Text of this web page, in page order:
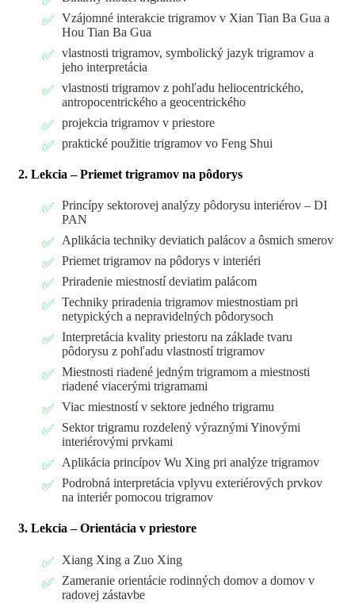
Vzájomné interakcie trigramov v Xian Tian Ba Gua a
Hou Tian Ba Gua
vlastnosti trigramov, symbolický jazyk trigramov a
jeho interpretácia
vlastnosti trigramov z pohľadu heliocentrického,
antropocentrického a geocentrického
projekcia trigramov v priestore
praktické použitie trigramov vo Feng Shui
2. Lekcia – Priemet trigramov na pôdorys
Princípy sektorovej analýzy pôdorysu interiérov – DI
PAN
Aplikácia techniky deviatich palácov a ôsmich smerov
Priemet trigramov na pôdorys v interiéri
Priradenie miestností deviatim palácom
Techniky priradenia trigramov miestnostiam pri
netypických a nepravidelných pôdorysoch
Interpretácia kvality priestoru na základe tvaru
pôdorysu z pohľadu vlastností trigramov
Miestnosti riadené jedným trigramom a miestnosti
riadené viacerými trigramami
Viac miestností v sektore jedného trigramu
Sektor trigramu rozdelený výraznými Yinovými
interiérovými prvkami
Aplikácia princípov Wu Xing pri analýze trigramov
Podrobná interpretácia vplyvu exteriérových prvkov
na interiér pomocou trigramov
3. Lekcia – Orientácia v priestore
Xiang Xing a Zuo Xing
Zameranie orientácie rodinných domov a domov v
radovej zástavbe